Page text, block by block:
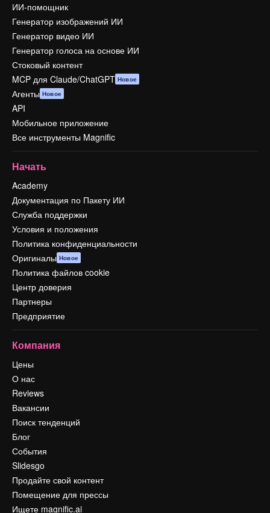
ИИ-помощник
Генератор изображений ИИ
Генератор видео ИИ
Генератор голоса на основе ИИ
Стоковый контент
MCP для Claude/ChatGPT Новое
Агенты Новое
API
Мобильное приложение
Все инструменты Magnific
Начать
Academy
Документация по Пакету ИИ
Служба поддержки
Условия и положения
Политика конфиденциальности
Оригиналы Новое
Политика файлов cookie
Центр доверия
Партнеры
Предприятие
Компания
Цены
О нас
Reviews
Вакансии
Поиск тенденций
Блог
События
Slidesgo
Продайте свой контент
Помещение для прессы
Ищете magnific.ai